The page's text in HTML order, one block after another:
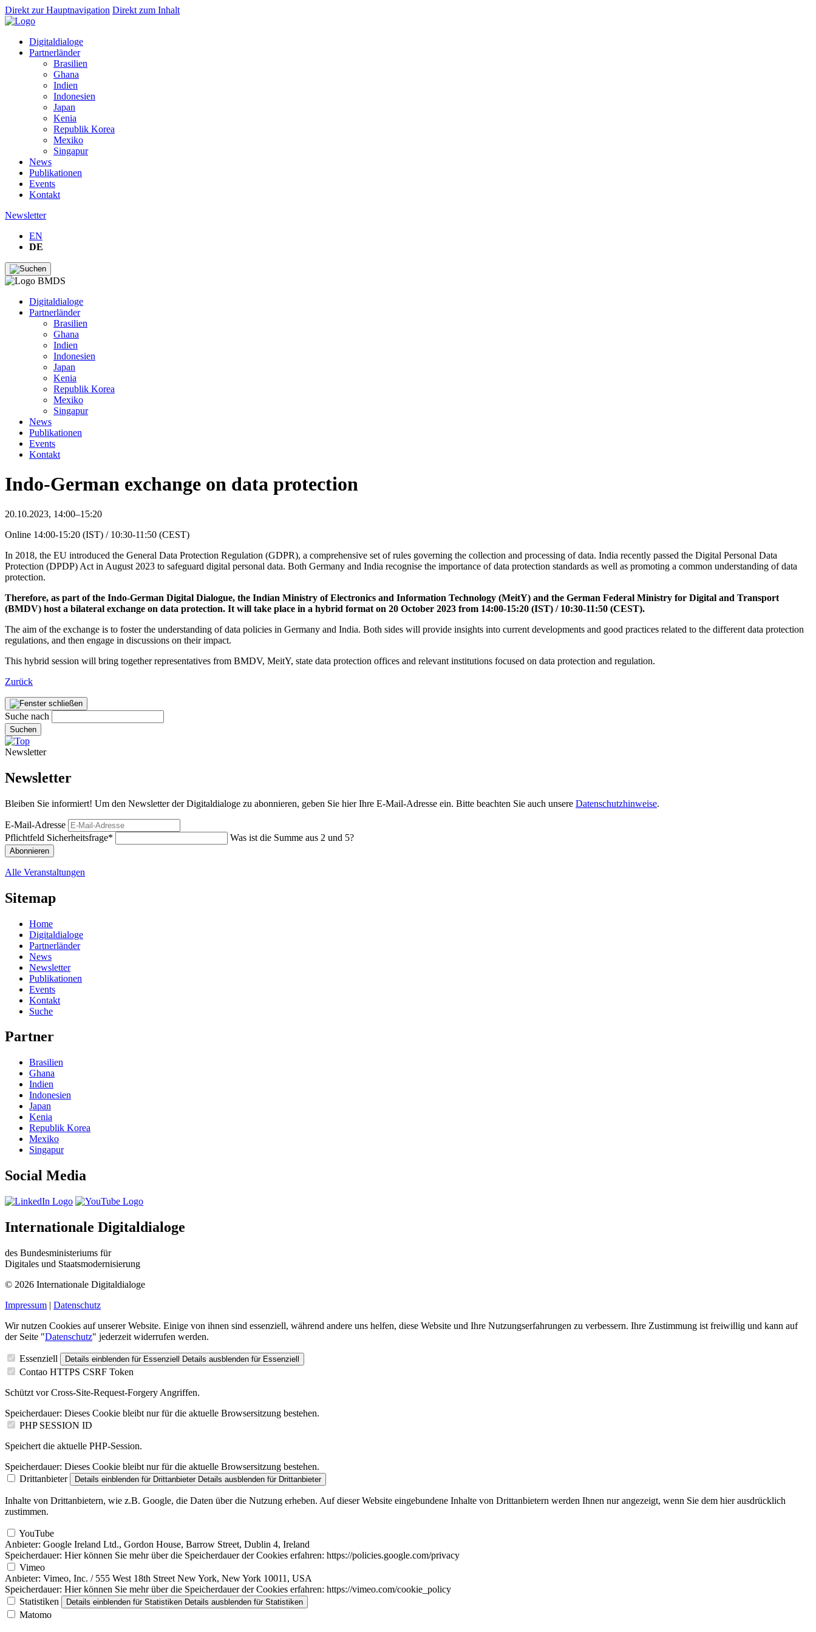
Direkt zur Hauptnavigation Direkt zum Inhalt
Digitaldialoge
Partnerländer
Brasilien
Ghana
Indien
Indonesien
Japan
Kenia
Republik Korea
Mexiko
Singapur
News
Publikationen
Events
Kontakt
Newsletter
EN
DE
Digitaldialoge
Partnerländer
Brasilien
Ghana
Indien
Indonesien
Japan
Kenia
Republik Korea
Mexiko
Singapur
News
Publikationen
Events
Kontakt
Indo-German exchange on data protection
20.10.2023, 14:00–15:20
Online 14:00-15:20 (IST) / 10:30-11:50 (CEST)
In 2018, the EU introduced the General Data Protection Regulation (GDPR), a comprehensive set of rules governing the collection and processing of data. India recently passed the Digital Personal Data
Protection (DPDP) Act in August 2023 to safeguard digital personal data. Both Germany and India recognise the importance of data protection standards as well as promoting a common understanding of data
protection.
Therefore, as part of the Indo-German Digital Dialogue, the Indian Ministry of Electronics and Information Technology (MeitY) and the German Federal Ministry for Digital and Transport
(BMDV) host a bilateral exchange on data protection. It will take place in a hybrid format on 20 October 2023 from 14:00-15:20 (IST) / 10:30-11:50 (CEST).
The aim of the exchange is to foster the understanding of data policies in Germany and India. Both sides will provide insights into current developments and good practices related to the different data protection
regulations, and then engage in discussions on their impact.
This hybrid session will bring together representatives from BMDV, MeitY, state data protection offices and relevant institutions focused on data protection and regulation.
Zurück
Suche nach
Suchen
Newsletter
Newsletter
Bleiben Sie informiert! Um den Newsletter der Digitaldialoge zu abonnieren, geben Sie hier Ihre E-Mail-Adresse ein. Bitte beachten Sie auch unsere Datenschutzhinweise.
E-Mail-Adresse
Pflichtfeld Sicherheitsfrage* Was ist die Summe aus 2 und 5?
Abonnieren
Alle Veranstaltungen
Sitemap
Home
Digitaldialoge
Partnerländer
News
Newsletter
Publikationen
Events
Kontakt
Suche
Partner
Brasilien
Ghana
Indien
Indonesien
Japan
Kenia
Republik Korea
Mexiko
Singapur
Social Media
Internationale Digitaldialoge
des Bundesministeriums für
Digitales und Staatsmodernisierung
© 2026 Internationale Digitaldialoge
Impressum | Datenschutz
Wir nutzen Cookies auf unserer Website. Einige von ihnen sind essenziell, während andere uns helfen, diese Website und Ihre Nutzungserfahrungen zu verbessern. Ihre Zustimmung ist freiwillig und kann auf
der Seite "Datenschutz" jederzeit widerrufen werden.
Essenziell Details einblenden für Essenziell Details ausblenden für Essenziell
Contao HTTPS CSRF Token
Schützt vor Cross-Site-Request-Forgery Angriffen.
Speicherdauer: Dieses Cookie bleibt nur für die aktuelle Browsersitzung bestehen.
PHP SESSION ID
Speichert die aktuelle PHP-Session.
Speicherdauer: Dieses Cookie bleibt nur für die aktuelle Browsersitzung bestehen.
Drittanbieter
Details einblenden für Drittanbieter Details ausblenden für Drittanbieter
Inhalte von Drittanbietern, wie z.B. Google, die Daten über die Nutzung erheben. Auf dieser Website eingebundene Inhalte von Drittanbietern werden Ihnen nur angezeigt, wenn Sie dem hier ausdrücklich
zustimmen.
YouTube
Anbieter: Google Ireland Ltd., Gordon House, Barrow Street, Dublin 4, Ireland
Speicherdauer: Hier können Sie mehr über die Speicherdauer der Cookies erfahren: https://policies.google.com/privacy
Vimeo
Anbieter: Vimeo, Inc. / 555 West 18th Street New York, New York 10011, USA
Speicherdauer: Hier können Sie mehr über die Speicherdauer der Cookies erfahren: https://vimeo.com/cookie_policy
Statistiken
Details einblenden für Statistiken Details ausblenden für Statistiken
Matomo